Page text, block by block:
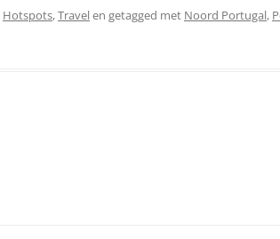
Hotspots,Travelen getagged met Noord Portugal,